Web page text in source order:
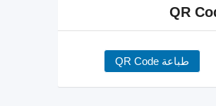
QR
طباعة QR Code